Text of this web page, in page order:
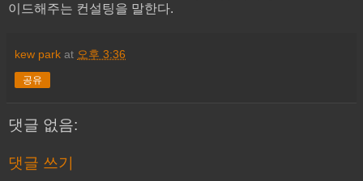
이드해주는 컨설팅을 말한다.
kew park at 오후 3:36
공유
댓글 없음:
댓글 쓰기